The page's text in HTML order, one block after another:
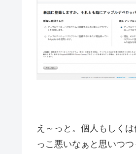
え～っと。個人もしく
っこ悪いなぁと思いつ